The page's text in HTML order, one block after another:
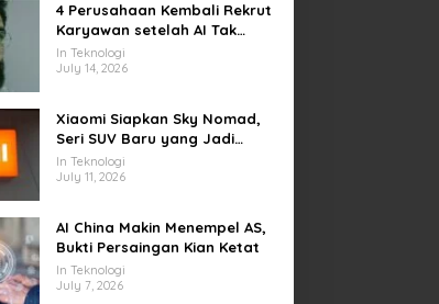
4 Perusahaan Kembali Rekrut
Karyawan setelah AI Tak
Penuhi Harapan
In Teknologi
July 14, 2026
Xiaomi Siapkan Sky Nomad,
Seri SUV Baru yang Jadi
Sorotan Otomotif Dunia
In Teknologi
July 11, 2026
AI China Makin Menempel AS,
Bukti Persaingan Kian Ketat
In Teknologi
July 7, 2026